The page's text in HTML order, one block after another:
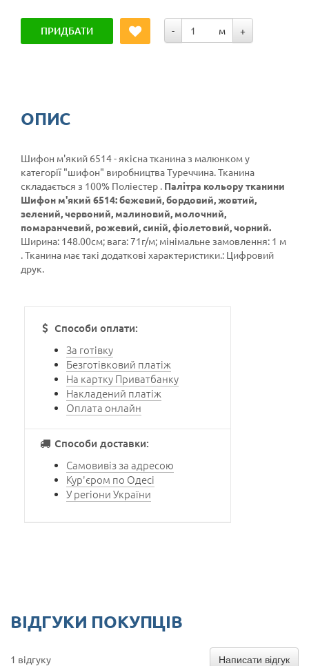
ПРИДБАТИ - м +
ОПИС
Шифон м'який 6514 - якісна тканина з малюнком у
категорії "шифон" виробництва Туреччина. Тканина
складається з 100% Поліестер . Палітра кольору тканини
Шифон м'який 6514: бежевий, бордовий, жовтий,
зелений, червоний, малиновий, молочний,
помаранчевий, рожевий, синій, фіолетовий, чорний.
Ширина: 148.00см; вага: 71г/м; мінімальне замовлення: 1 м
. Тканина має такі додаткові характеристики.: Цифровий
друк.
Способи оплати:
За готівку
Безготівковий платіж
На картку Приватбанку
Накладений платіж
Оплата онлайн
Способи доставки:
Самовивіз за адресою
Кур'єром по Одесі
У регіони України
ВІДГУКИ ПОКУПЦІВ
1 відгуку Написати відгук